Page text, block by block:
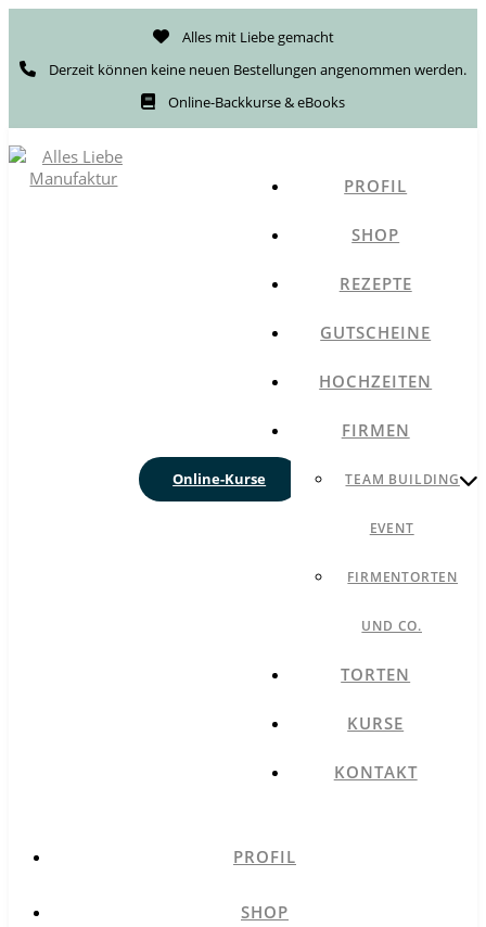
Alles mit Liebe gemacht
Derzeit können keine neuen Bestellungen angenommen werden.
Online-Backkurse & eBooks
Online-Kurse
PROFIL
SHOP
REZEPTE
GUTSCHEINE
HOCHZEITEN
FIRMEN
TEAM BUILDING
EVENT
FIRMENTORTEN
UND CO.
TORTEN
KURSE
KONTAKT
PROFIL
SHOP